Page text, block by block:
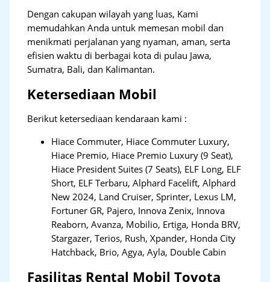
Dengan cakupan wilayah yang luas, Kami
memudahkan Anda untuk memesan mobil dan
menikmati perjalanan yang nyaman, aman, serta
efisien waktu di berbagai kota di pulau Jawa,
Sumatra, Bali, dan Kalimantan.
Ketersediaan Mobil
Berikut ketersediaan kendaraan kami :
Hiace Commuter, Hiace Commuter Luxury,
Hiace Premio, Hiace Premio Luxury (9 Seat),
Hiace President Suites (7 Seats), ELF Long, ELF
Short, ELF Terbaru, Alphard Facelift, Alphard
New 2024, Land Cruiser, Sprinter, Lexus LM,
Fortuner GR, Pajero, Innova Zenix, Innova
Reaborn, Avanza, Mobilio, Ertiga, Honda BRV,
Stargazer, Terios, Rush, Xpander, Honda City
Hatchback, Brio, Agya, Ayla, Double Cabin
Fasilitas Rental Mobil Toyota